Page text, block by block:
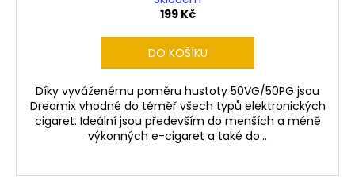
199 Kč
DO KOŠÍKU
Díky vyváženému poměru hustoty 50VG/50PG jsou
Dreamix vhodné do téměř všech typů elektronických
cigaret. Ideální jsou především do menších a méně
výkonných e-cigaret a také do...